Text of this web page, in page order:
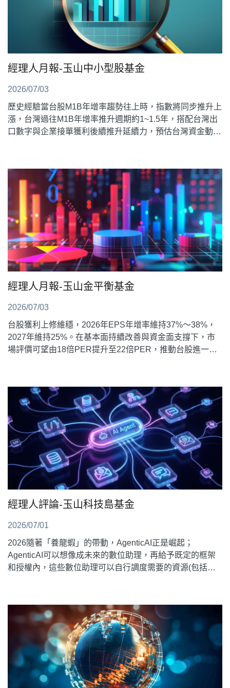
經理人月報-玉山中小型股基金
2026/07/03
歷史經驗當台股M1B年增率趨勢往上時，指數將同步推升上
漲，台灣過往M1B年增率推升週期約1~1.5年，搭配台灣出
口數字與企業接單獲利後續推升延續力，預估台灣資金動能
經理人月報-玉山金平衡基金
2026/07/03
台股獲利上修維穩，2026年EPS年增率維持37%～38%，
2027年維持25%。在基本面持續改善與資金面支撐下，市
場評價可望由18倍PER提升至22倍PER，推動台股進一步
經理人評論-玉山科技島基金
2026/07/01
2026隨著「養龍蝦」的帶動，AgenticAI正是崛起；
AgenticAI可以想像成未來的數位助理，再給予既定的框架
和授權內，這些數位助理可以自行調度需要的資源(包括如